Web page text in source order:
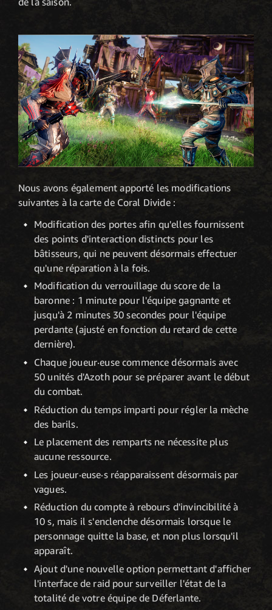
Nous avons également apporté les modifications
suivantes à la carte de Coral Divide :
Modification des portes afin qu'elles fournissent
des points d'interaction distincts pour les
bâtisseurs, qui ne peuvent désormais effectuer
qu'une réparation à la fois.
Modification du verrouillage du score de la
baronne : 1 minute pour l'équipe gagnante et
jusqu'à 2 minutes 30 secondes pour l'équipe
perdante (ajusté en fonction du retard de cette
dernière).
Chaque joueur·euse commence désormais avec
50 unités d'Azoth pour se préparer avant le début
du combat.
Réduction du temps imparti pour régler la mèche
des barils.
Le placement des remparts ne nécessite plus
aucune ressource.
Les joueur·euse·s réapparaissent désormais par
vagues.
Réduction du compte à rebours d'invincibilité à
10 s, mais il s'enclenche désormais lorsque le
personnage quitte la base, et non plus lorsqu'il
apparaît.
Ajout d'une nouvelle option permettant d'afficher
l'interface de raid pour surveiller l'état de la
totalité de votre équipe de Déferlante.